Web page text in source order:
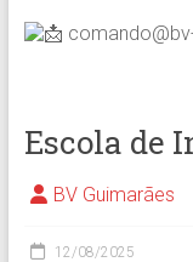
Escola de
BV Guimarães
12/08/2025